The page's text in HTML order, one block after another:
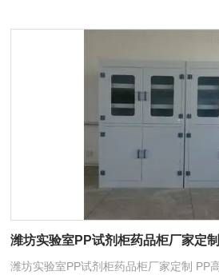
潍坊实验室PP试剂柜药品柜厂家定制
潍坊实验室PP试剂柜药品柜厂家定制 PP